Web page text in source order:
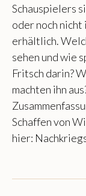
Schauspielers
oder noch nicht
erhältlich.
sehen und wie
Fritsch darin?
machten ihn
Schaffen von
hier: